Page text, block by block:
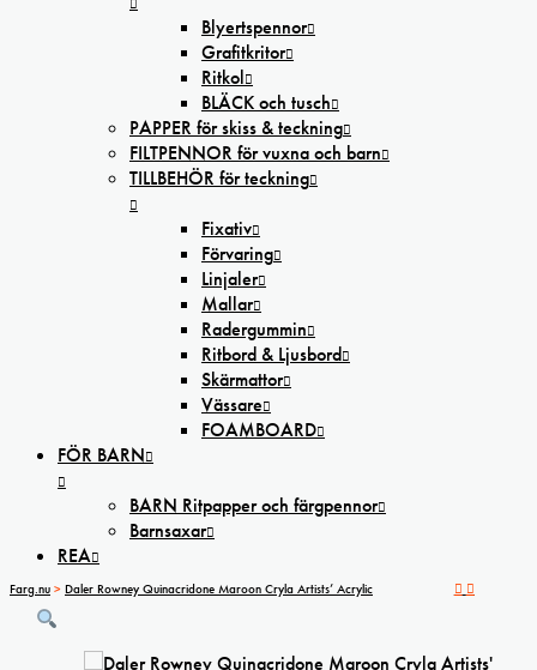
Blyertspennor
Grafitkritor
Ritkol
BLÄCK och tusch
PAPPER för skiss & teckning
FILTPENNOR för vuxna och barn
TILLBEHÖR för teckning
Fixativ
Förvaring
Linjaler
Mallar
Radergummin
Ritbord & Ljusbord
Skärmattor
Vässare
FOAMBOARD
FÖR BARN
BARN Ritpapper och färgpennor
Barnsaxar
REA
Farg.nu > Daler Rowney Quinacridone Maroon Cryla Artists’ Acrylic